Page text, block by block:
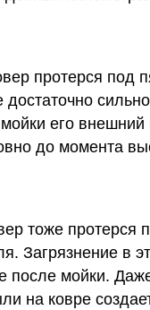
протерся под
достаточно
его внешний
до момента
тоже протерся
Загрязнение в
после мойки.
на ковре